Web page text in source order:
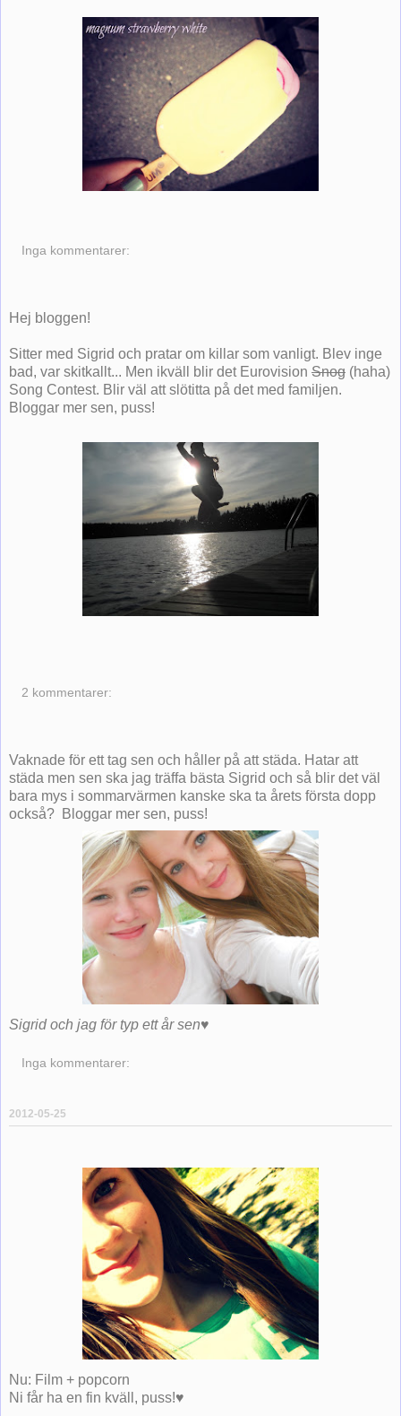
Inga kommentarer:
Hej bloggen!
Sitter med Sigrid och pratar om killar som vanligt. Blev inge
bad, var skitkallt... Men ikväll blir det Eurovision Snog (haha)
Song Contest. Blir väl att slötitta på det med familjen.
Bloggar mer sen, puss!
2 kommentarer:
Vaknade för ett tag sen och håller på att städa. Hatar att
städa men sen ska jag träffa bästa Sigrid och så blir det väl
bara mys i sommarvärmen kanske ska ta årets första dopp
också? Bloggar mer sen, puss!
Sigrid och jag för typ ett år sen♥
Inga kommentarer:
2012-05-25
Nu: Film + popcorn
Ni får ha en fin kväll, puss!♥